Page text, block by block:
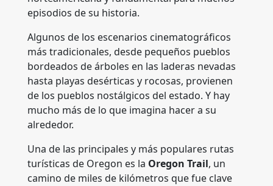
episodios de su historia.
Algunos de los escenarios cinematográficos
más tradicionales, desde pequeños pueblos
bordeados de árboles en las laderas nevadas
hasta playas desérticas y rocosas, provienen
de los pueblos nostálgicos del estado. Y hay
mucho más de lo que imagina hacer a su
alrededor.
Una de las principales y más populares rutas
turísticas de Oregon es la Oregon Trail, un
camino de miles de kilómetros que fue clave